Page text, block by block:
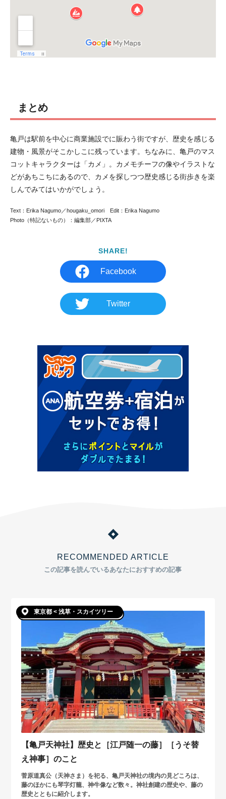
まとめ
亀戸は駅前を中心に商業施設でに賑わう街ですが、歴史を感じる
建物・風景がそこかしこに残っています。ちなみに、亀戸のマス
コットキャラクターは「カメ」。カメモチーフの像やイラストな
どがあちこちにあるので、カメを探しつつ歴史感じる街歩きを楽
しんでみてはいかがでしょう。
Text：Erika Nagumo／hougaku_omori Edit：Erika Nagumo
Photo（特記ないもの）：編集部／PIXTA
SHARE!
Facebook
Twitter
RECOMMENDED ARTICLE
この記事を読んでいるあなたにおすすめの記事
東京都 < 浅草・スカイツリー
【亀戸天神社】歴史と［江戸随一の藤］［うそ替
え神事］のこと
菅原道真公（天神さま）を祀る、亀戸天神社の境内の見どころは、
藤のほかにも琴字灯籠、神牛像など数々。神社創建の歴史や、藤の
歴史とともに紹介します。